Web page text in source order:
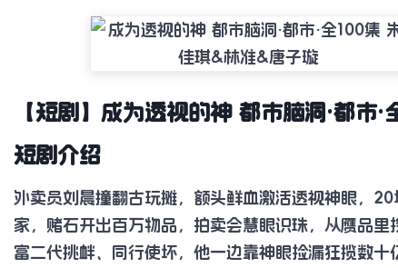
【短剧】成为透视的神 都市脑洞·都市
短剧介绍
外卖员刘晨撞翻古玩摊，额头鲜血激活透视神眼，
家，赌石开出百万物品，拍卖会慧眼识珠，从赝品
富二代挑衅、同行使坏，他一边靠神眼捡漏狂揽数十